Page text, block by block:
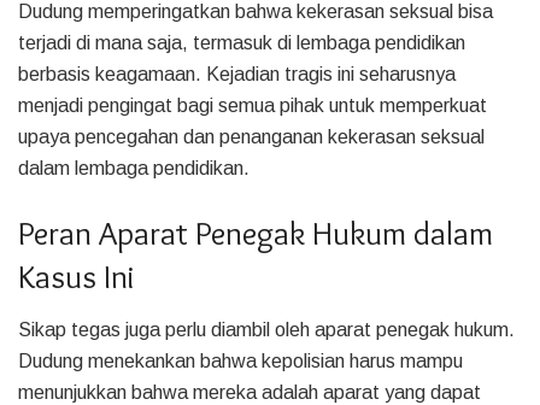
Dudung memperingatkan bahwa kekerasan seksual bisa
terjadi di mana saja, termasuk di lembaga pendidikan
berbasis keagamaan. Kejadian tragis ini seharusnya
menjadi pengingat bagi semua pihak untuk memperkuat
upaya pencegahan dan penanganan kekerasan seksual
dalam lembaga pendidikan.
Peran Aparat Penegak Hukum dalam
Kasus Ini
Sikap tegas juga perlu diambil oleh aparat penegak hukum.
Dudung menekankan bahwa kepolisian harus mampu
menunjukkan bahwa mereka adalah aparat yang dapat